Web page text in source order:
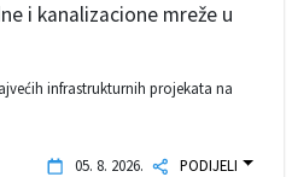
i kanalizacione mreže u
infrastrukturnih projekata na
05. 8. 2026. PODIJELI